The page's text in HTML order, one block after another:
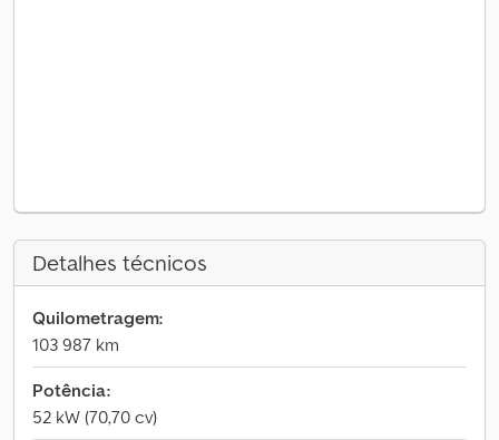
Detalhes técnicos
Quilometragem:
103 987 km
Potência:
52 kW (70,70 cv)